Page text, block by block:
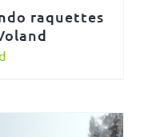
raquettes